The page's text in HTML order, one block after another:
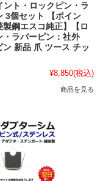
ント・ロックピン・ラ
3個セット 【ポイン
製鋼エスコ純正】【ロ
・ラバーピン：社外
ン 新品 爪 ツース チッ
¥8,850(税込)
商品を見る